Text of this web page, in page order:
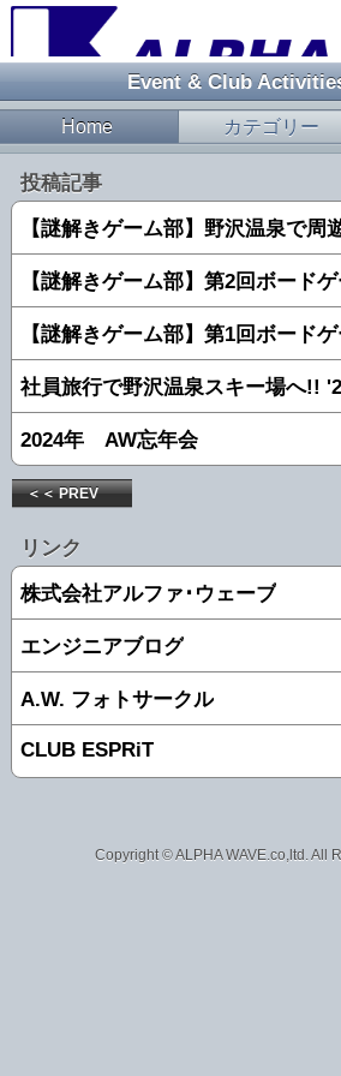
Event & Club
Home カテゴリー
投稿記事
【謎解きゲーム部】野沢温泉で周
【謎解きゲーム部】第2回ボード
【謎解きゲーム部】第1回ボード
社員旅行で野沢温泉スキー場へ!!
2024年 AW忘年会
＜＜ PREV
リンク
株式会社アルファ･ウェーブ
エンジニアブログ
A.W. フォトサークル
CLUB ESPRiT
Copyright © ALPHA WAVE.co,ltd. All